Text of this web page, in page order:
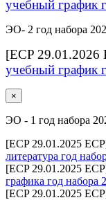
учебный график
ЭО- 2 год набора
[ECP 29.01.2026
учебный график
×
ЭО - 1 год набора
[ECP 29.01.2025
литература год
[ECP 29.01.2025
графика год набора
[ECP 29.01.2025